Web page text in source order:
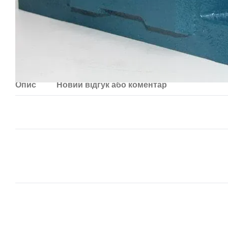
Опис Новий відгук або коментар